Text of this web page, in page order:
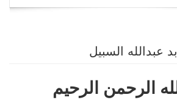
عبدالله السبيل
الرحمن الرحيم